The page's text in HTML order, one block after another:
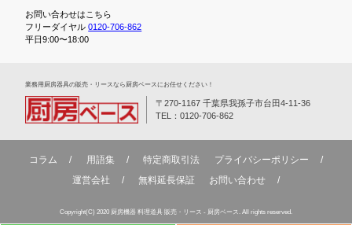
お問い合わせはこちら
フリーダイヤル0120-706-862
平日9:00〜18:00
業務⽤厨房器具の販売・リースなら厨房ベースにお任せください！
〒270-1167 千葉県我孫子市台田4-11-36
TEL：0120-706-862
コラム 用語集 特定商取引法
プライバシーポリシー
運営会社
無料延⻑保証 お問い合わせ
Copyright(C) 2020 厨房機器 料理道具 販売・リース - 厨房ベース. All rights reserved.